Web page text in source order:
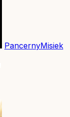
PancernyMisiek